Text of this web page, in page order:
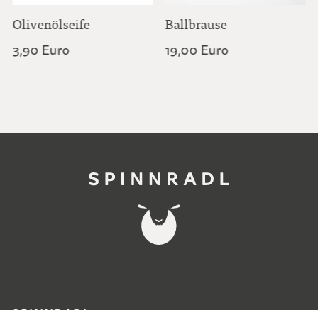
Olivenölseife
3,90 Euro
Ballbrause
19,00 Euro